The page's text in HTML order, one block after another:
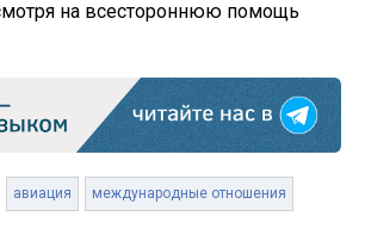
на всестороннюю помощь
авиация международные отношения